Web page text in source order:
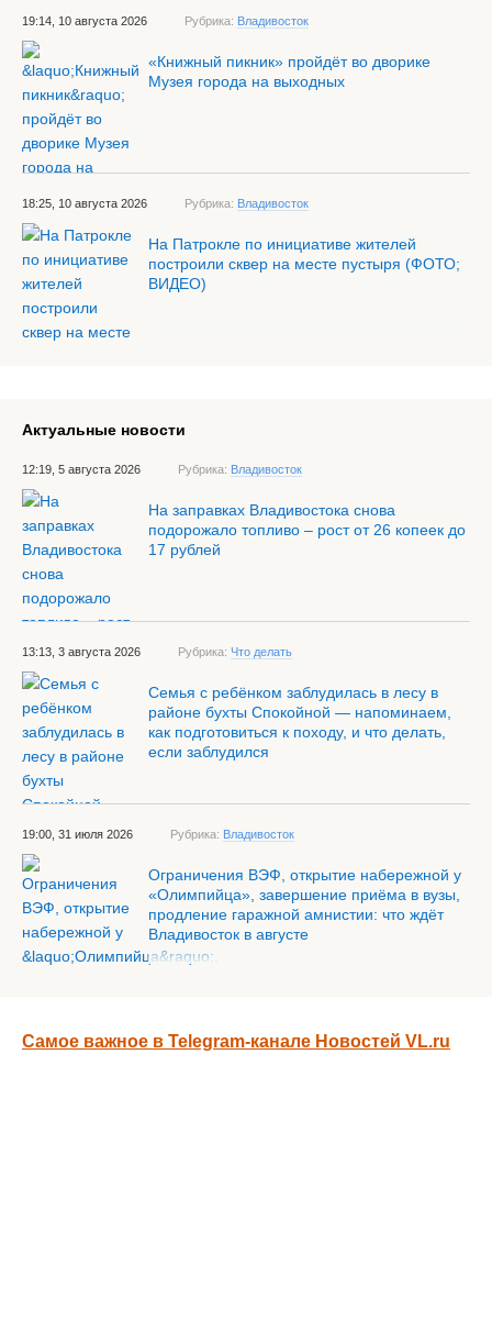
19:14, 10 августа 2026 Рубрика: Владивосток
«Книжный пикник» пройдёт во дворике
Музея города на выходных
18:25, 10 августа 2026 Рубрика: Владивосток
На Патрокле по инициативе жителей
построили сквер на месте пустыря (ФОТО;
ВИДЕО)
Актуальные новости
12:19, 5 августа 2026 Рубрика: Владивосток
На заправках Владивостока снова
подорожало топливо – рост от 26 копеек до
17 рублей
13:13, 3 августа 2026 Рубрика: Что делать
Семья с ребёнком заблудилась в лесу в
районе бухты Спокойной — напоминаем,
как подготовиться к походу, и что делать,
если заблудился
19:00, 31 июля 2026 Рубрика: Владивосток
Ограничения ВЭФ, открытие набережной у
«Олимпийца», завершение приёма в вузы,
продление гаражной амнистии: что ждёт
Владивосток в августе
Самое важное в Telegram-канале Новостей VL.ru